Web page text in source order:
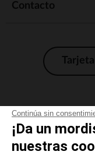
Continúa sin
¡Da un
nuestras
Contacto